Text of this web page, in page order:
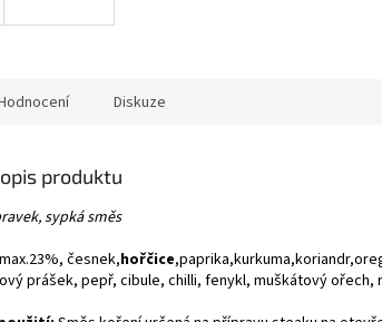
Diskuze
produktu
sypká směs
česnek,hořčice
prášek, pepř, cibule, chilli, fenykl, muškátový ořech,